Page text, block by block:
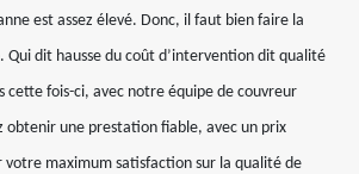
est assez élevé. Donc, il faut bien faire la
dit hausse du coût d’intervention dit qualité
cette fois-ci, avec notre équipe de couvreur
obtenir une prestation fiable, avec un prix
votre maximum satisfaction sur la qualité de